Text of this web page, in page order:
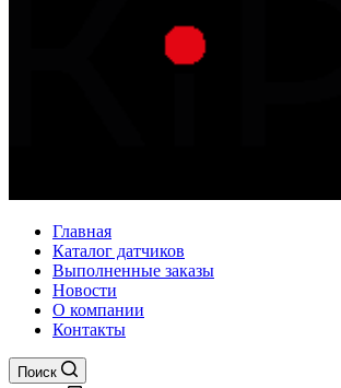
Главная
Каталог датчиков
Выполненные заказы
Новости
О компании
Контакты
Поиск